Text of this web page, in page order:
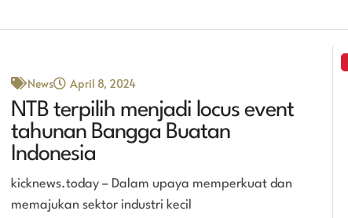
News April 8, 2024
NTB terpilih menjadi locus event
tahunan Bangga Buatan
Indonesia
kicknews.today – Dalam upaya memperkuat dan
memajukan sektor industri kecil